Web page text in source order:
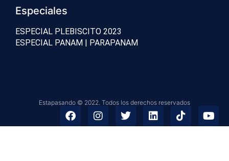
Especiales
ESPECIAL PLEBISCITO 2023
ESPECIAL PANAM | PARAPANAM
Estapasando © 2022. Todos los derechos reservados